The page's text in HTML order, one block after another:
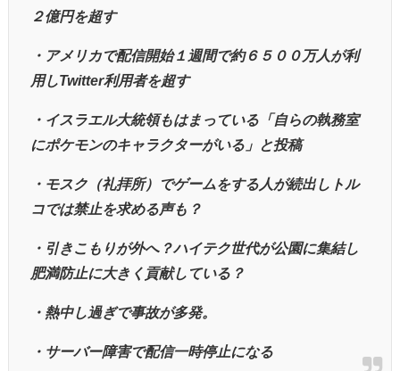
２億円を超す
・アメリカで配信開始１週間で約６５００万人が利
用しTwitter利用者を超す
・イスラエル大統領もはまっている「自らの執務室
にポケモンのキャラクターがいる」と投稿
・モスク（礼拝所）でゲームをする人が続出しトル
コでは禁止を求める声も？
・引きこもりが外へ？ハイテク世代が公園に集結し
肥満防止に大きく貢献している？
・熱中し過ぎで事故が多発。
・サーバー障害で配信一時停止になる